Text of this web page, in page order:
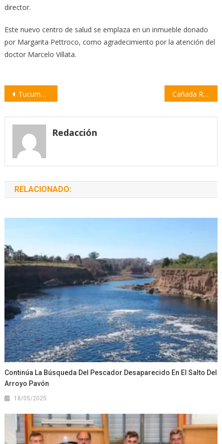
director.
Este nuevo centro de salud se emplaza en un inmueble donado
por Margarita Pettroco, como agradecimiento por la atención del
doctor Marcelo Villata.
Navegación
entradas
Tucumán se viste de fiesta para el 9 de Julio y proyecta vacaciones de invierno con gran ocupación Cañada Rica logró sumar una pick up a la flota de móviles policiales
Redacción
RELACIONADO:
Continúa La Búsqueda Del Pescador Desaparecido En El Salto Del
Arroyo Pavón
18/05/2025